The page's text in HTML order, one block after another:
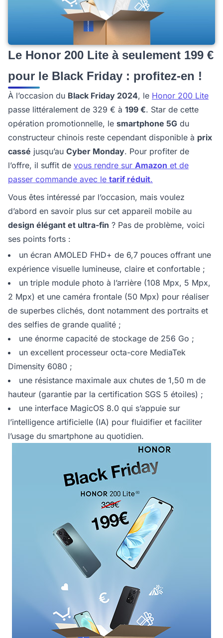
Le Honor 200 Lite à seulement 199 €
pour le Black Friday : profitez-en !
À l’occasion du Black Friday 2024, le Honor 200 Lite
passe littéralement de 329 € à 199 €. Star de cette
opération promotionnelle, le smartphone 5G du
constructeur chinois reste cependant disponible à prix
cassé jusqu’au Cyber Monday. Pour profiter de
l’offre, il suffit de vous rendre sur Amazon et de
passer commande avec le tarif réduit.
Vous êtes intéressé par l’occasion, mais voulez
d’abord en savoir plus sur cet appareil mobile au
design élégant et ultra-fin ? Pas de problème, voici
ses points forts :
un écran AMOLED FHD+ de 6,7 pouces offrant une
expérience visuelle lumineuse, claire et confortable ;
un triple module photo à l’arrière (108 Mpx, 5 Mpx,
2 Mpx) et une caméra frontale (50 Mpx) pour réaliser
de superbes clichés, dont notamment des portraits et
des selfies de grande qualité ;
une énorme capacité de stockage de 256 Go ;
un excellent processeur octa-core MediaTek
Dimensity 6080 ;
une résistance maximale aux chutes de 1,50 m de
hauteur (garantie par la certification SGS 5 étoiles) ;
une interface MagicOS 8.0 qui s’appuie sur
l’intelligence artificielle (IA) pour fluidifier et faciliter
l’usage du smartphone au quotidien.